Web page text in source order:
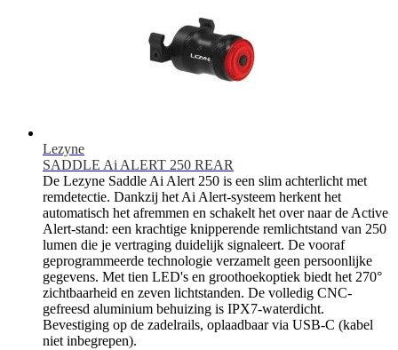
Lezyne
SADDLE Ai ALERT 250 REAR
De Lezyne Saddle Ai Alert 250 is een slim achterlicht met
remdetectie. Dankzij het Ai Alert-systeem herkent het
automatisch het afremmen en schakelt het over naar de Active
Alert-stand: een krachtige knipperende remlichtstand van 250
lumen die je vertraging duidelijk signaleert. De vooraf
geprogrammeerde technologie verzamelt geen persoonlijke
gegevens. Met tien LED's en groothoekoptiek biedt het 270°
zichtbaarheid en zeven lichtstanden. De volledig CNC-
gefreesd aluminium behuizing is IPX7-waterdicht.
Bevestiging op de zadelrails, oplaadbaar via USB-C (kabel
niet inbegrepen).